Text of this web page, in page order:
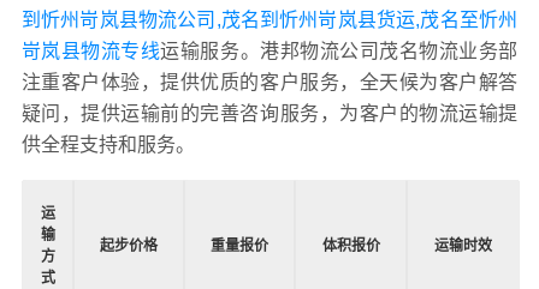
到忻州岢岚县物流公司,茂名到忻州岢岚县货运,茂名至忻州
岢岚县物流专线运输服务。港邦物流公司茂名物流业务部
注重客户体验，提供优质的客户服务，全天候为客户解答
疑问，提供运输前的完善咨询服务，为客户的物流运输提
供全程支持和服务。
运
输
方
式
起步价格 重量报价 体积报价 运输时效